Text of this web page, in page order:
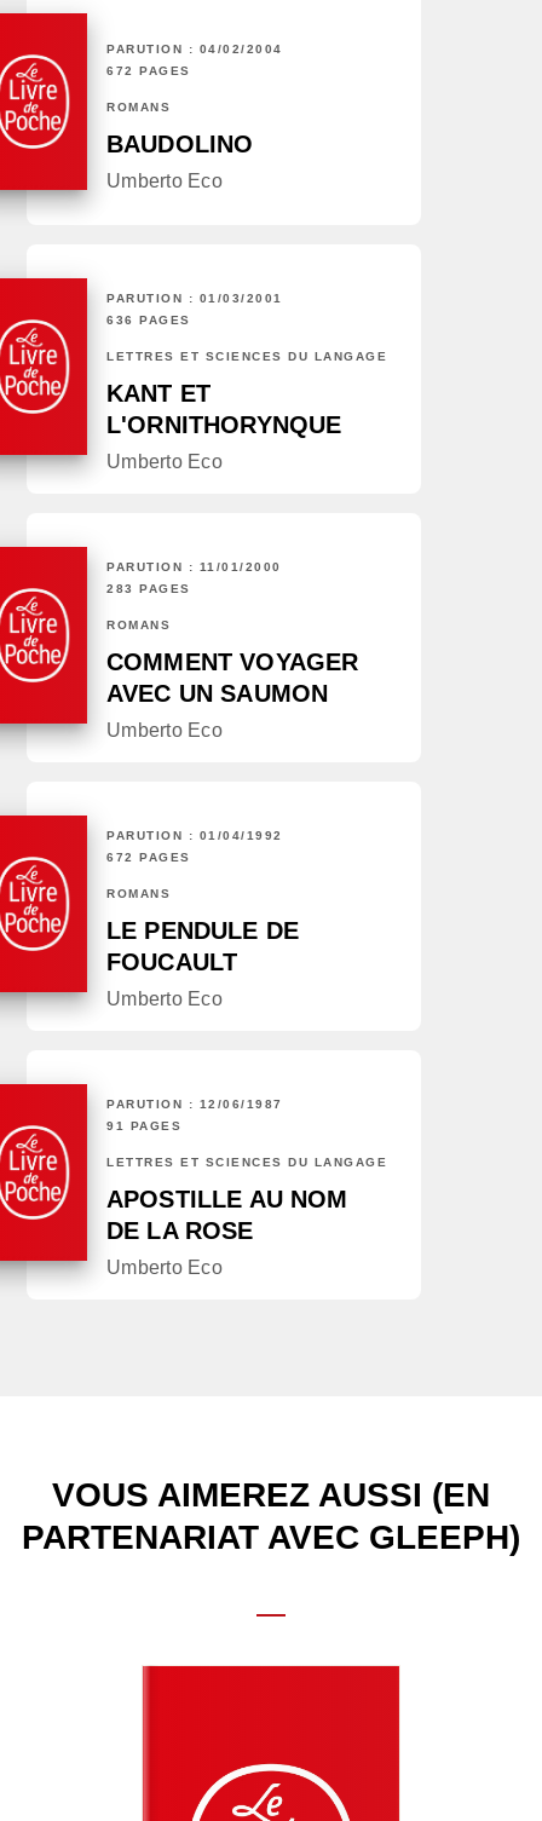
PARUTION : 04/02/2004
672 PAGES
ROMANS
BAUDOLINO
Umberto Eco
PARUTION : 01/03/2001
636 PAGES
LETTRES ET SCIENCES DU LANGAGE
KANT ET
L'ORNITHORYNQUE
Umberto Eco
PARUTION : 11/01/2000
283 PAGES
ROMANS
COMMENT VOYAGER
AVEC UN SAUMON
Umberto Eco
PARUTION : 01/04/1992
672 PAGES
ROMANS
LE PENDULE DE
FOUCAULT
Umberto Eco
PARUTION : 12/06/1987
91 PAGES
LETTRES ET SCIENCES DU LANGAGE
APOSTILLE AU NOM
DE LA ROSE
Umberto Eco
VOUS AIMEREZ AUSSI (EN
PARTENARIAT AVEC GLEEPH)